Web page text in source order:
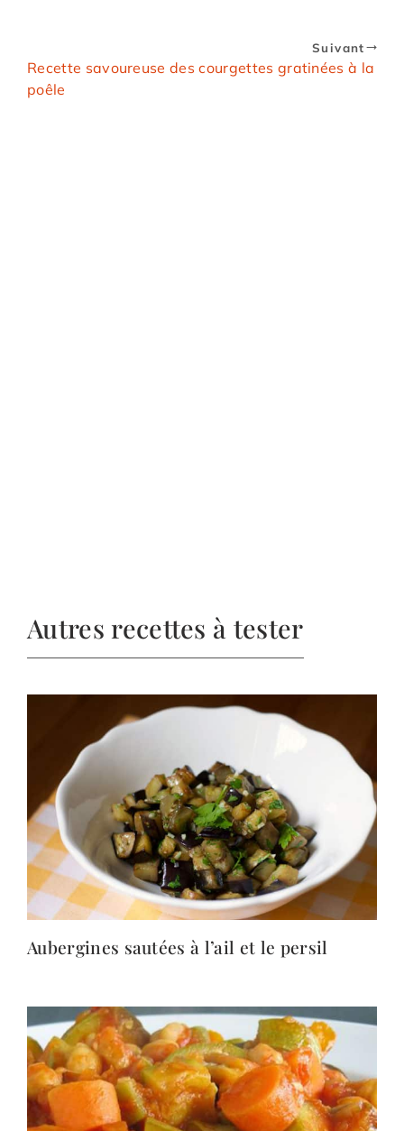
Suivant
Recette savoureuse des courgettes gratinées à la
poêle
Autres recettes à tester
Aubergines sautées à l’ail et le persil